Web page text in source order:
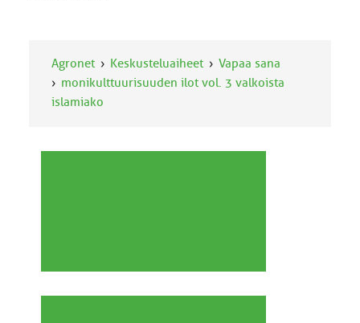
Agronet Keskusteluaiheet
Vapaa sana
monikulttuurisuuden ilot vol. 3 valkoista
islamiako